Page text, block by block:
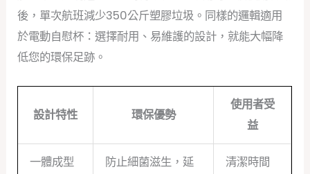
後，單次航班減少350公斤塑膠垃圾。同樣的邏輯適用
於電動自慰杯：選擇耐用、易維護的設計，就能大幅降
低您的環保足跡。
設計特性 環保優勢
使用者受
益
一體成型
防止細菌滋生，延
清潔時間